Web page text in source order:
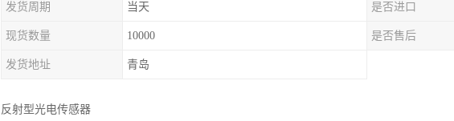
发货周期 当天 是否进口
现货数量 10000 是否售后
发货地址 青岛
反射型光电传感器